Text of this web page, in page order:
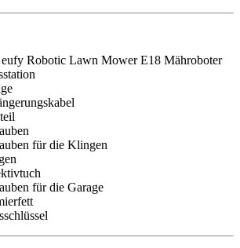
Robotic Lawn Mower E18 Mähroboter
für die Klingen
für die Garage